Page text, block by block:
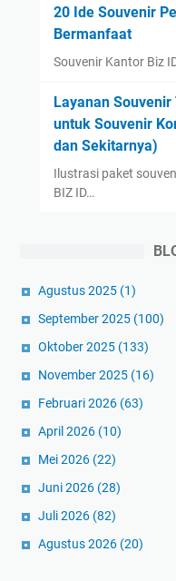
20 Ide Souvenir
Bermanfaat
Souvenir Kantor Biz
Layanan
untuk Souvenir
dan Sekitarnya)
Ilustrasi paket
BIZ ID…
Agustus 2025 (1)
September 2025 (100)
Oktober 2025 (133)
November 2025 (16)
Februari 2026 (63)
April 2026 (10)
Mei 2026 (22)
Juni 2026 (28)
Juli 2026 (82)
Agustus 2026 (20)